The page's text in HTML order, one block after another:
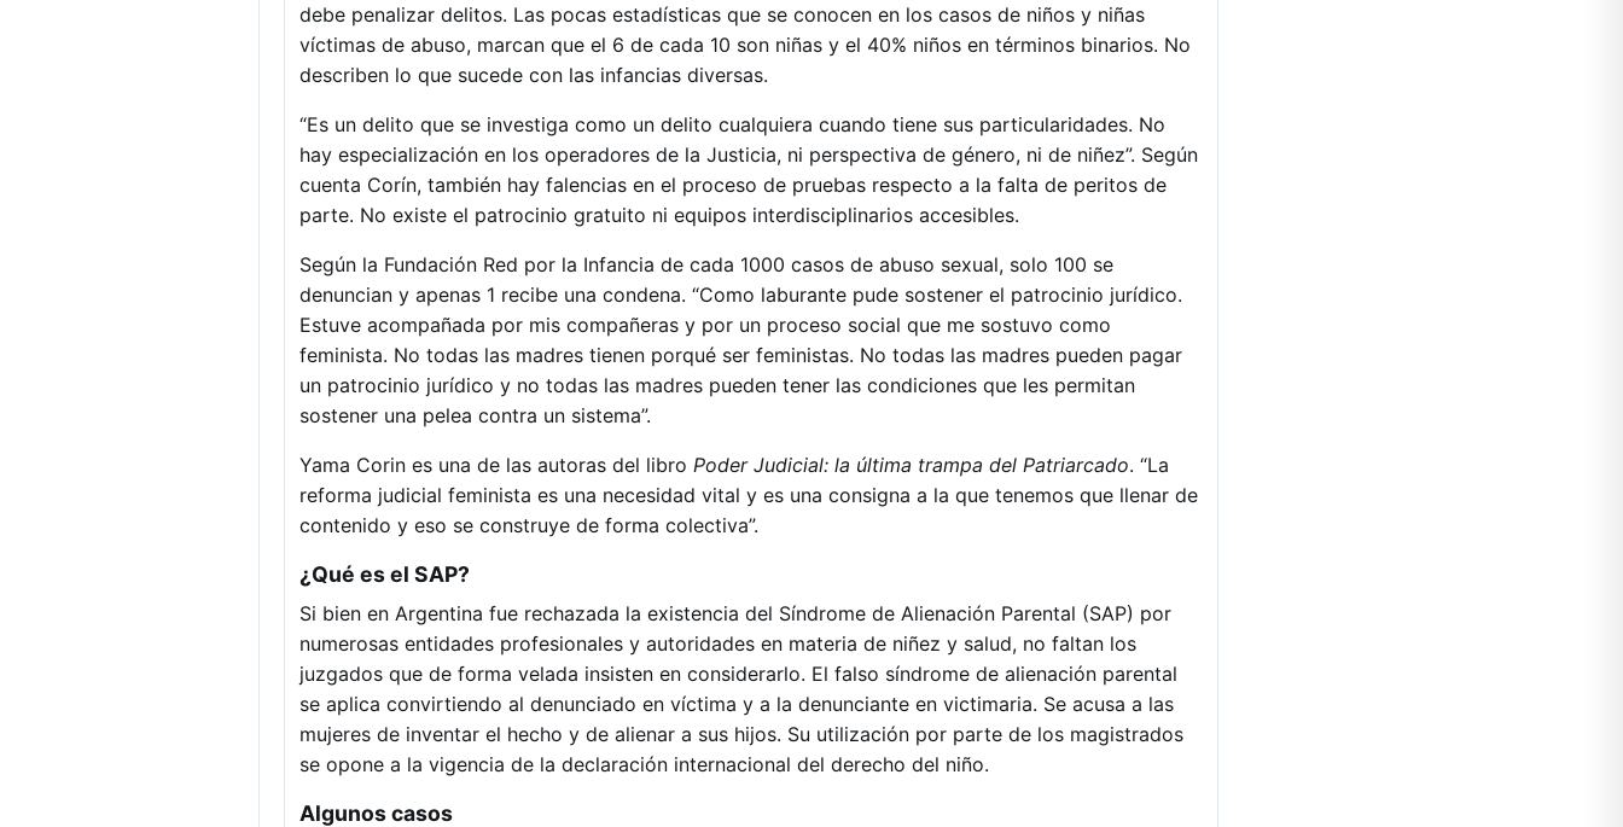
debe penalizar delitos. Las pocas estadísticas que se conocen en los casos de niños y niñas
víctimas de abuso, marcan que el 6 de cada 10 son niñas y el 40% niños en términos binarios. No
describen lo que sucede con las infancias diversas.
“Es un delito que se investiga como un delito cualquiera cuando tiene sus particularidades. No
hay especialización en los operadores de la Justicia, ni perspectiva de género, ni de niñez”. Según
cuenta Corín, también hay falencias en el proceso de pruebas respecto a la falta de peritos de
parte. No existe el patrocinio gratuito ni equipos interdisciplinarios accesibles.
Según la Fundación Red por la Infancia de cada 1000 casos de abuso sexual, solo 100 se
denuncian y apenas 1 recibe una condena. “Como laburante pude sostener el patrocinio jurídico.
Estuve acompañada por mis compañeras y por un proceso social que me sostuvo como
feminista. No todas las madres tienen porqué ser feministas. No todas las madres pueden pagar
un patrocinio jurídico y no todas las madres pueden tener las condiciones que les permitan
sostener una pelea contra un sistema”.
Yama Corin es una de las autoras del libro Poder Judicial: la última trampa del Patriarcado. “La
reforma judicial feminista es una necesidad vital y es una consigna a la que tenemos que llenar de
contenido y eso se construye de forma colectiva”.
¿Qué es el SAP?
Si bien en Argentina fue rechazada la existencia del Síndrome de Alienación Parental (SAP) por
numerosas entidades profesionales y autoridades en materia de niñez y salud, no faltan los
juzgados que de forma velada insisten en considerarlo. El falso síndrome de alienación parental
se aplica convirtiendo al denunciado en víctima y a la denunciante en victimaria. Se acusa a las
mujeres de inventar el hecho y de alienar a sus hijos. Su utilización por parte de los magistrados
se opone a la vigencia de la declaración internacional del derecho del niño.
Algunos casos